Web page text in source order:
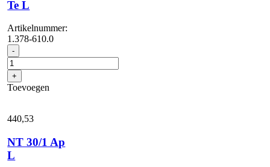
Te L
Artikelnummer:
1.378-610.0
- NT
22/1
Ap
Te
L
+
Toevoegen
440,53
NT 30/1 Ap
L